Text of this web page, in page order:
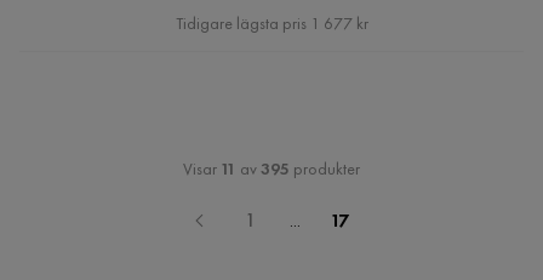
Pris
Tidigare lägsta pris 1 677 kr
Visar 11 av395 produkter
1 ... 17